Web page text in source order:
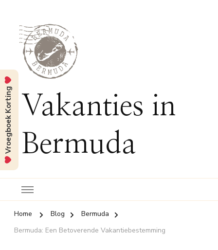
Vakanties in
Bermuda
Home Blog
Bermuda
Bermuda: Een Betoverende Vakantiebestemming
Vroegboek Korting